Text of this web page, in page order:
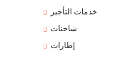
خدمات التأجير
شاحنات
إطارات